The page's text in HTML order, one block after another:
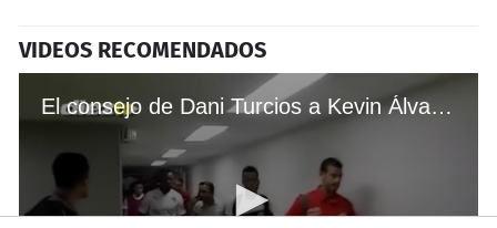
VIDEOS RECOMENDADOS
El consejo de Dani Turcios a Kevin Álvarez antes de iniciar el encuentro